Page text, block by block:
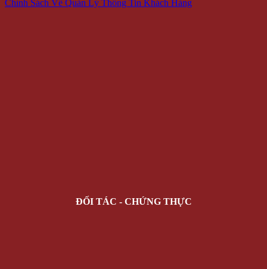
Chính Sách Về Quản Lý Thông Tin Khách Hàng
ĐỐI TÁC - CHỨNG THỰC